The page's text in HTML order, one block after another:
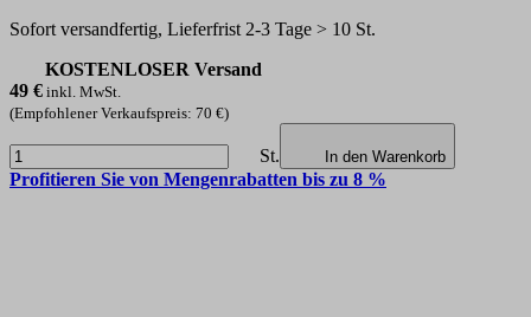
Sofort versandfertig, Lieferfrist 2-3 Tage > 10 St.
KOSTENLOSER Versand
49 € inkl. MwSt.
(Empfohlener Verkaufspreis: 70 €)
St. In den Warenkorb
Profitieren Sie von Mengenrabatten bis zu 8 %